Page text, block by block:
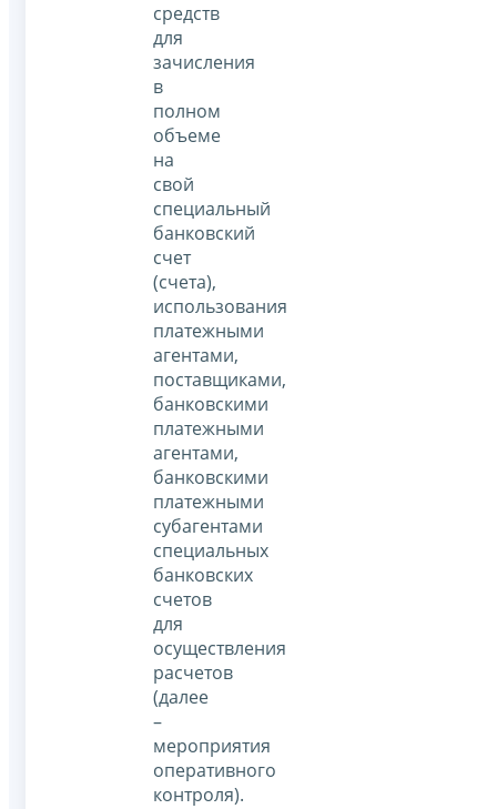
средств
для
зачисления
в
полном
объеме
на
свой
специальный
банковский
счет
(счета),
использования
платежными
агентами,
поставщиками,
банковскими
платежными
агентами,
банковскими
платежными
субагентами
специальных
банковских
счетов
для
осуществления
расчетов
(далее
–
мероприятия
оперативного
контроля).